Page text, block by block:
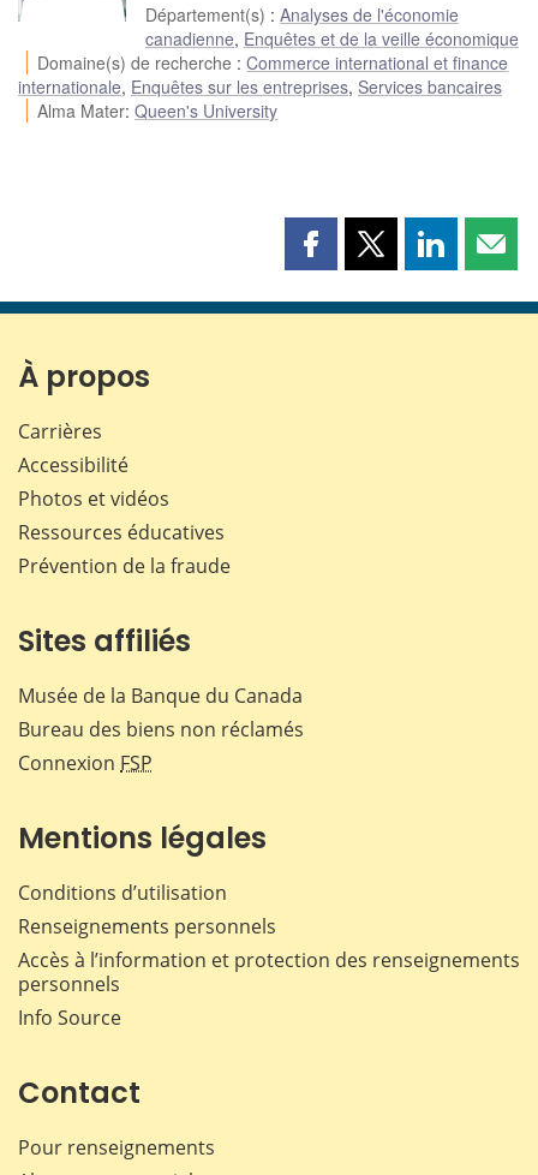
Département(s) : Analyses de l'économie
canadienne, Enquêtes et de la veille économique
Domaine(s) de recherche :Commerce international et finance
internationale, Enquêtes sur les entreprises, Services bancaires
Alma Mater:Queen's University
Partager
page
Partager
page
Partager
page page
À propos
Carrières
Accessibilité
Photos et vidéos
Ressources éducatives
Prévention de la fraude
Sites affiliés
Musée de la Banque du Canada
Bureau des biens non réclamés
Connexion FSP
Mentions légales
Conditions d’utilisation
Renseignements personnels
Accès à l’information et protection des renseignements
personnels
Info Source
Contact
Pour renseignements